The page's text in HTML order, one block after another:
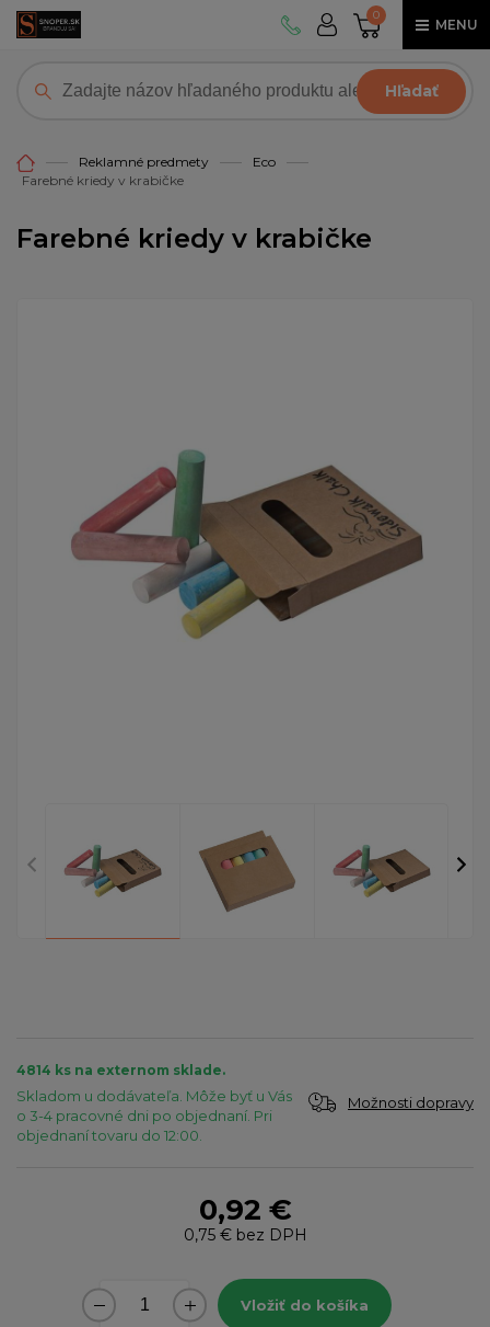
0
MENU
Hľadať
Reklamné predmety
Eco
Farebné kriedy v krabičke
Farebné kriedy v krabičke
4814 ks na externom sklade.
Skladom u dodávateľa. Môže byť u Vás
o 3-4 pracovné dni po objednaní. Pri
objednaní tovaru do 12:00.
Možnosti dopravy
0,92 €
0,75 €bez DPH
Vložiť do košíka